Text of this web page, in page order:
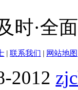
时·全
| 联系我们 | 网站地图
2012